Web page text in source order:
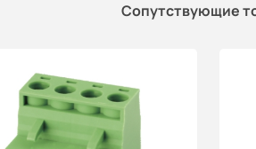
Сопутствующие